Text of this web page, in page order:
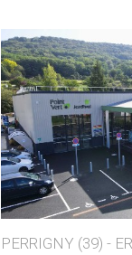
PERRIGNY (39) -